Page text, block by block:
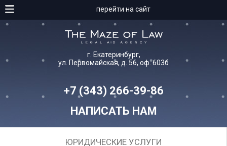
перейти на сайт
г. Екатеринбург,
ул. Первомайская, д. 56, оф. 603б
+7 (343) 266-39-86
НАПИСАТЬ НАМ
ЮРИДИЧЕСКИЕ УСЛУГИ